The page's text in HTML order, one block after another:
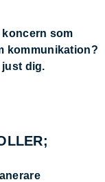
koncern som
kommunikation?
just dig.